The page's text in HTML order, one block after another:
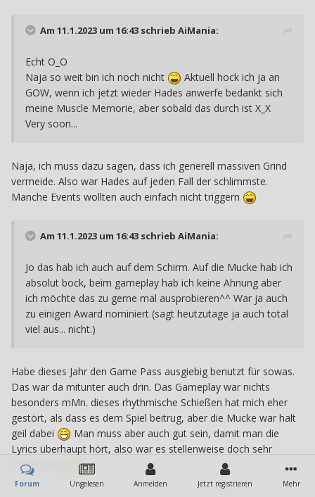
Am 11.1.2023 um 16:43 schrieb AiMania:
Echt O_O
Naja so weit bin ich noch nicht
Aktuell hock ich ja an
GOW, wenn ich jetzt wieder Hades anwerfe bedankt sich
meine Muscle Memorie, aber sobald das durch ist X_X
Very soon...
Naja, ich muss dazu sagen, dass ich generell massiven Grind
vermeide. Also war Hades auf jeden Fall der schlimmste.
Manche Events wollten auch einfach nicht triggern
Am 11.1.2023 um 16:43 schrieb AiMania:
Jo das hab ich auch auf dem Schirm. Auf die Mucke hab ich
absolut bock, beim gameplay hab ich keine Ahnung aber
ich möchte das zu gerne mal ausprobieren^^ War ja auch
zu einigen Award nominiert (sagt heutzutage ja auch total
viel aus... nicht.)
Habe dieses Jahr den Game Pass ausgiebig benutzt für sowas.
Das war da mitunter auch drin. Das Gameplay war nichts
besonders mMn. dieses rhythmische Schießen hat mich eher
gestört, als dass es dem Spiel beitrug, aber die Mucke war halt
geil dabei
Man muss aber auch gut sein, damit man die
Lyrics überhaupt hört, also war es stellenweise doch sehr
instrumental
Forum Ungelesen Anmelden Jetzt registrieren Mehr